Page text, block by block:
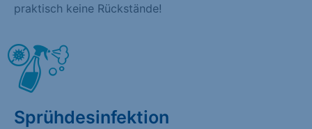
praktisch keine Rückstände!
Sprühdesinfektion